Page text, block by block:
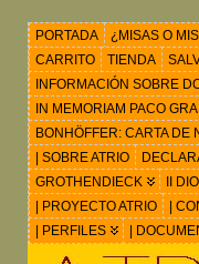
PORTADA ¿MISAS O
CARRITO
TIENDA
INFORMACIÓN SOBRE
IN MEMORIAM PACO
BONHÖFFER: CARTA DE
| SOBRE ATRIO
GROTHENDIECK
II
| PROYECTO ATRIO
|
| PERFILES
|